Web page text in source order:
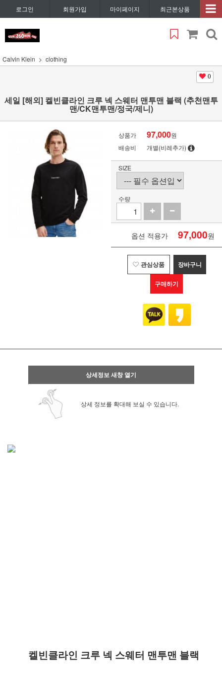
로그인 회원가입 마이페이지 최근본상품
Calvin Klein clothing
0
세일 [해외] 켈빈클라인 크루 넥 스웨터 맨투맨 블랙 (추천맨투
맨/CK맨투맨/정국/제니)
상품가 97,000원
배송비
개별(비례추가)
SIZE
수량
옵션 적용가 97,000원
관심상품 장바구니
구매하기
상세정보 새창 열기
상세 정보를 확대해 보실 수 있습니다.
켈빈클라인 크루 넥 스웨터 맨투맨 블랙